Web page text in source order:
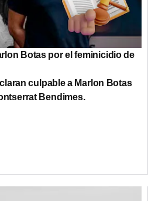
Botas por el feminicidio de
culpable a Marlon Botas
Bendimes.